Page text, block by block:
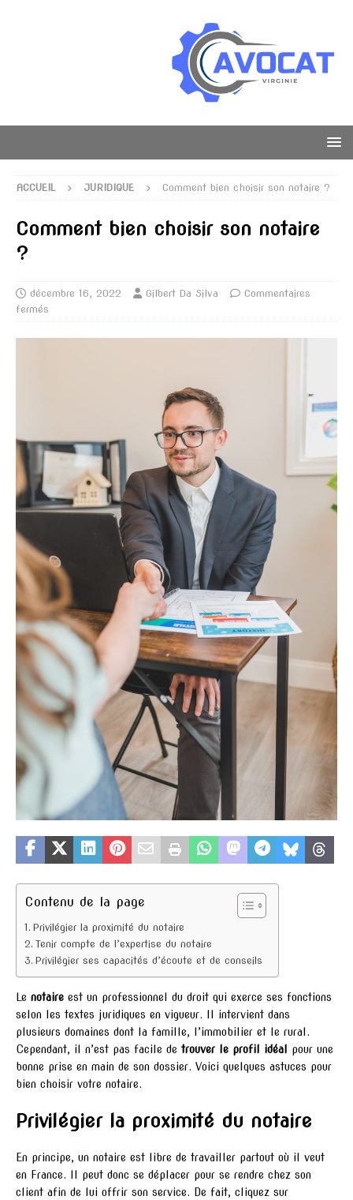
ACCUEIL JURIDIQUE Comment bien choisir son notaire ?
Comment bien choisir son notaire
?
décembre 16, 2022 Gilbert Da Silva
Commentaires
fermés
Contenu de la page
Privilégier la proximité du notaire
Tenir compte de l’expertise du notaire
Privilégier ses capacités d’écoute et de conseils
Le notaire est un professionnel du droit qui exerce ses fonctions
selon les textes juridiques en vigueur. Il intervient dans
plusieurs domaines dont la famille, l’immobilier et le rural.
Cependant, il n’est pas facile de trouver le profil idéal pour une
bonne prise en main de son dossier. Voici quelques astuces pour
bien choisir votre notaire.
Privilégier la proximité du notaire
En principe, un notaire est libre de travailler partout où il veut
en France. Il peut donc se déplacer pour se rendre chez son
client afin de lui offrir son service. De fait, cliquez sur